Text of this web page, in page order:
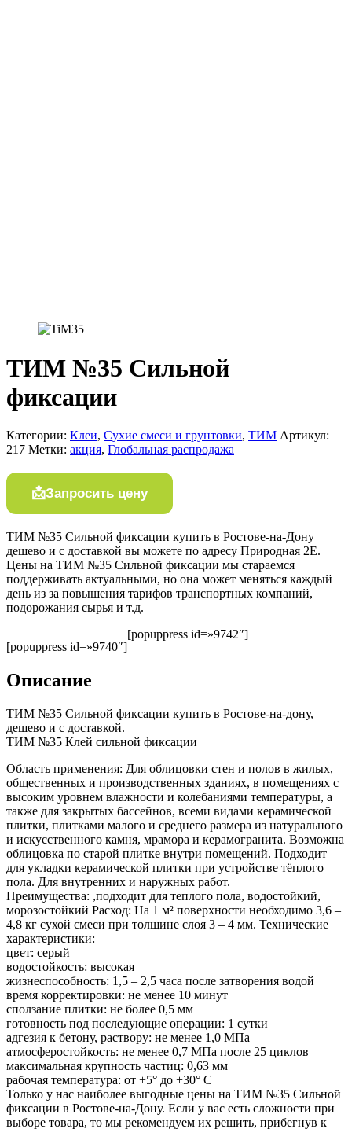
ТИМ №35 Сильной
фиксации
Категории: Клеи, Сухие смеси и грунтовки, ТИМ Артикул:
217 Метки: акция, Глобальная распродажа
Запросить цену
ТИМ №35 Сильной фиксации купить в Ростове-на-Дону
дешево и с доставкой вы можете по адресу Природная 2Е.
Цены на ТИМ №35 Сильной фиксации мы стараемся
поддерживать актуальными, но она может меняться каждый
день из за повышения тарифов транспортных компаний,
подорожания сырья и т.д.
[popuppress id=»9740″]
[popuppress id=»9742″]
Описание
ТИМ №35 Сильной фиксации купить в Ростове-на-дону,
дешево и с доставкой.
ТИМ №35 Клей сильной фиксации
Область применения: Для облицовки стен и полов в жилых,
общественных и производственных зданиях, в помещениях с
высоким уровнем влажности и колебаниями температуры, а
также для закрытых бассейнов, всеми видами керамической
плитки, плитками малого и среднего размера из натурального
и искусственного камня, мрамора и керамогранита. Возможна
облицовка по старой плитке внутри помещений. Подходит
для укладки керамической плитки при устройстве тёплого
пола. Для внутренних и наружных работ.
Преимущества: ,подходит для теплого пола, водостойкий,
морозостойкий Расход: На 1 м² поверхности необходимо 3,6 –
4,8 кг сухой смеси при толщине слоя 3 – 4 мм. Технические
характеристики:
цвет: серый
водостойкость: высокая
жизнеспособность: 1,5 – 2,5 часа после затворения водой
время корректировки: не менее 10 минут
сползание плитки: не более 0,5 мм
готовность под последующие операции: 1 сутки
адгезия к бетону, раствору: не менее 1,0 МПа
атмосферостойкость: не менее 0,7 МПа после 25 циклов
максимальная крупность частиц: 0,63 мм
рабочая температура: от +5° до +30° C
Только у нас наиболее выгодные цены на ТИМ №35 Сильной
фиксации в Ростове-на-Дону. Если у вас есть сложности при
выборе товара, то мы рекомендуем их решить, прибегнув к